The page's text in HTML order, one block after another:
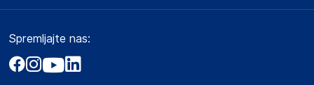
Obvestila za javnost
Akt o digitalnih storitvah
Dostava, vnos in odvoz
Zavarovanje izdelkov
Marketplace
Kako oddati naročilo?
Spremljajte nas: